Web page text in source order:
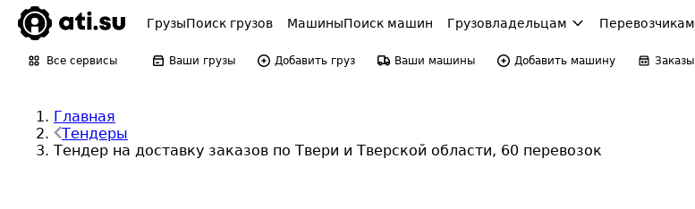
ГрузыПоиск грузов МашиныПоиск машин Грузовладельцам Перевозчикам
Все сервисы Ваши грузы Добавить груз Ваши машины Добавить машину Заказы
Главная
Тендеры
Тендер на доставку заказов по Твери и Тверской области, 60 перевозок